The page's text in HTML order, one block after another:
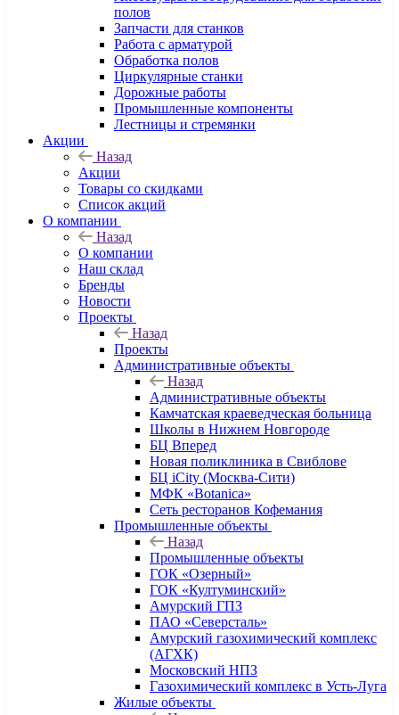
полов
Запчасти для станков
Работа с арматурой
Обработка полов
Циркулярные станки
Дорожные работы
Промышленные компоненты
Лестницы и стремянки
Акции
Назад
Акции
Товары со скидками
Список акций
О компании
Назад
О компании
Наш склад
Бренды
Новости
Проекты
Назад
Проекты
Административные объекты
Назад
Административные объекты
Камчатская краеведческая больница
Школы в Нижнем Новгороде
БЦ Вперед
Новая поликлиника в Свиблове
БЦ iCity (Москва-Сити)
МФК «Botanica»
Сеть ресторанов Кофемания
Промышленные объекты
Назад
Промышленные объекты
ГОК «Озерный»
ГОК «Култуминский»
Амурский ГПЗ
ПАО «Северсталь»
Амурский газохимический комплекс
(АГХК)
Московский НПЗ
Газохимический комплекс в Усть-Луга
Жилые объекты